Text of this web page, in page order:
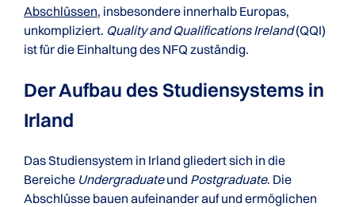
Abschlüssen, insbesondere innerhalb Europas,
unkompliziert. Quality and Qualifications Ireland(QQI)
ist für die Einhaltung des NFQ zuständig.
Der Aufbau des Studiensystems in
Irland
Das Studiensystem in Irland gliedert sich in die
Bereiche Undergraduateund Postgraduate. Die
Abschlüsse bauen aufeinander auf und ermöglichen